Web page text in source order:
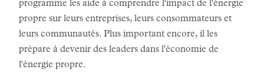
programme les aide à comprendre l'impact de l'énergie
propre sur leurs entreprises, leurs consommateurs et
leurs communautés. Plus important encore, il les
prépare à devenir des leaders dans l'économie de
l'énergie propre.